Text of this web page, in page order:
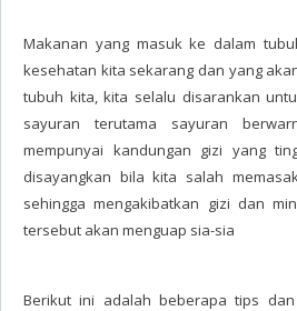
Makanan yang masuk ke dalam
kesehatan kita sekarang dan yang
tubuh kita, kita selalu disarankan
sayuran terutama sayuran
mempunyai kandungan gizi yang
disayangkan bila kita salah
sehingga mengakibatkan gizi dan
tersebut akan menguap sia-sia
Berikut ini adalah beberapa tips